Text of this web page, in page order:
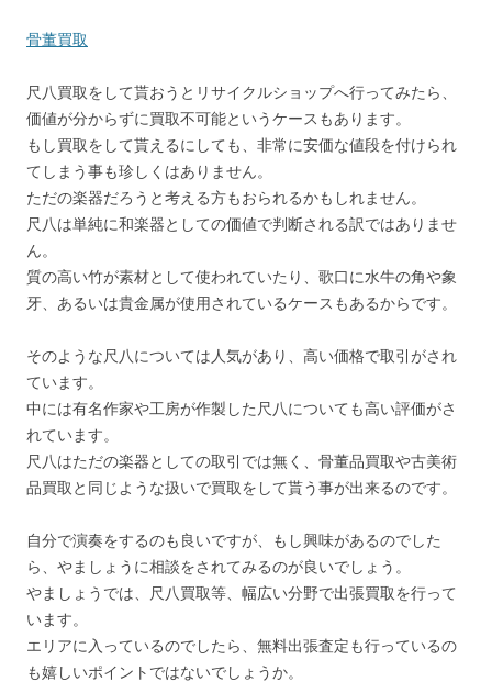
骨董買取
尺八買取をして貰おうとリサイクルショップへ行ってみたら、
価値が分からずに買取不可能というケースもあります。
もし買取をして貰えるにしても、非常に安価な値段を付けられ
てしまう事も珍しくはありません。
ただの楽器だろうと考える方もおられるかもしれません。
尺八は単純に和楽器としての価値で判断される訳ではありませ
ん。
質の高い竹が素材として使われていたり、歌口に水牛の角や象
牙、あるいは貴金属が使用されているケースもあるからです。
そのような尺八については人気があり、高い価格で取引がされ
ています。
中には有名作家や工房が作製した尺八についても高い評価がさ
れています。
尺八はただの楽器としての取引では無く、骨董品買取や古美術
品買取と同じような扱いで買取をして貰う事が出来るのです。
自分で演奏をするのも良いですが、もし興味があるのでした
ら、やましょうに相談をされてみるのが良いでしょう。
やましょうでは、尺八買取等、幅広い分野で出張買取を行って
います。
エリアに入っているのでしたら、無料出張査定も行っているの
も嬉しいポイントではないでしょうか。